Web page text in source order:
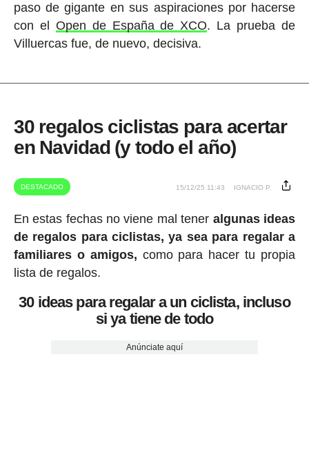
paso de gigante en sus aspiraciones por hacerse
con el Open de España de XCO. La prueba de
Villuercas fue, de nuevo, decisiva.
30 regalos ciclistas para acertar
en Navidad (y todo el año)
DESTACADO 15/12/25 11:43 IGNACIO P.
En estas fechas no viene mal tener algunas ideas
de regalos para ciclistas, ya sea para regalar a
familiares o amigos, como para hacer tu propia
lista de regalos.
30 ideas para regalar a un ciclista, incluso
si ya tiene de todo
Anúnciate aquí